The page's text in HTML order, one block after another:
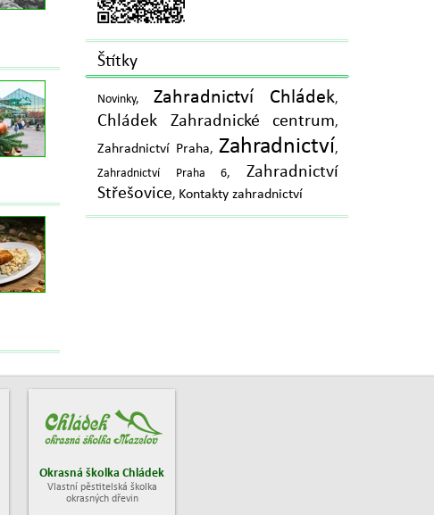
Štítky
Novinky, Zahradnictví Chládek,
Chládek Zahradnické centrum,
Zahradnictví Praha, Zahradnictví,
Zahradnictví Praha 6,Zahradnictví
Střešovice, Kontakty zahradnictví
Okrasná školka Chládek
Vlastní pěstitelská školka
okrasných dřevin